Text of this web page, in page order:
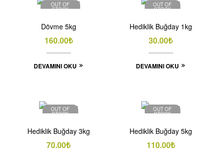
OUT OF
STOCK
Dövme 5kg
160.00₺
DEVAMINI OKU
OUT OF
STOCK
Hediklik Buğday 1kg
30.00₺
DEVAMINI OKU
OUT OF
STOCK
Hediklik Buğday 3kg
70.00₺
OUT OF
STOCK
Hediklik Buğday 5kg
110.00₺